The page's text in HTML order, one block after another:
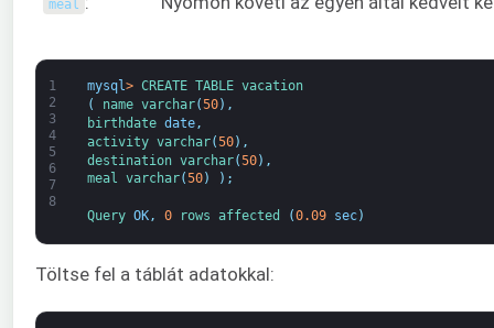
meal
1
2
3
4
5
6
7
8
mysql> CREATE TABLE vacation
(
name varchar(50) ,
birthdate date,
activity varchar(50) ,
destination varchar(50) ,
meal varchar(50) ) ;
Query OK, 0 rows affected (0.09 sec)
Töltse fel a táblát adatokkal: